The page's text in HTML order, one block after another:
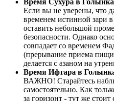
Время Сухура в
Если вы не уверены, что
временем истинной зари
оставить небольшой
безопасности. Однако
совпадает со временем
(прерывание приема пищи
делается с азаном на
Время Ифтара в
ВАЖНО! Старайтесь
самостоятельно. Как
за горизонт - тут же